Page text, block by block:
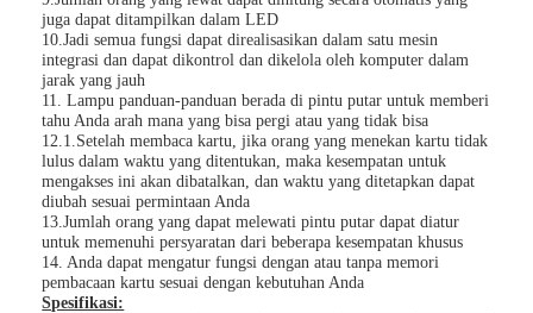
Tentang Kami
Tur Pabrik
Kontrol Kualitas
Berita
Kasus-kasus
bicara sekarang
juga dapat ditampilkan dalam LED
10.Jadi semua fungsi dapat direalisasikan dalam satu mesin
integrasi dan dapat dikontrol dan dikelola oleh komputer dalam
jarak yang jauh
11. Lampu panduan-panduan berada di pintu putar untuk memberi
tahu Anda arah mana yang bisa pergi atau yang tidak bisa
12.1.Setelah membaca kartu, jika orang yang menekan kartu tidak
lulus dalam waktu yang ditentukan, maka kesempatan untuk
mengakses ini akan dibatalkan, dan waktu yang ditetapkan dapat
diubah sesuai permintaan Anda
13.Jumlah orang yang dapat melewati pintu putar dapat diatur
untuk memenuhi persyaratan dari beberapa kesempatan khusus
14. Anda dapat mengatur fungsi dengan atau tanpa memori
pembacaan kartu sesuai dengan kebutuhan Anda
Spesifikasi: